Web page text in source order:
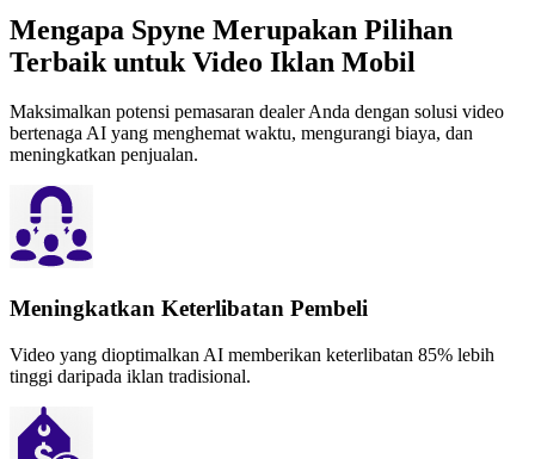
Mengapa Spyne Merupakan Pilihan
Terbaik untuk Video Iklan Mobil
Maksimalkan potensi pemasaran dealer Anda dengan solusi video
bertenaga AI yang menghemat waktu, mengurangi biaya, dan
meningkatkan penjualan.
Meningkatkan Keterlibatan Pembeli
Video yang dioptimalkan AI memberikan keterlibatan 85% lebih
tinggi daripada iklan tradisional.